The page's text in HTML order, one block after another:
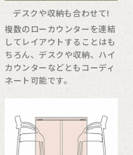
デスクや収納も合わせて!
複数のローカウンターを連結
してレイアウトすることはも
ちろん、デスクや収納、ハイ
カウンターなどともコーディ
ネート可能です。